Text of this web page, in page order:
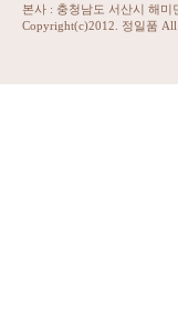
본사 : 충청남도 서산시 해미
Copyright(c)2012. 정일품 All